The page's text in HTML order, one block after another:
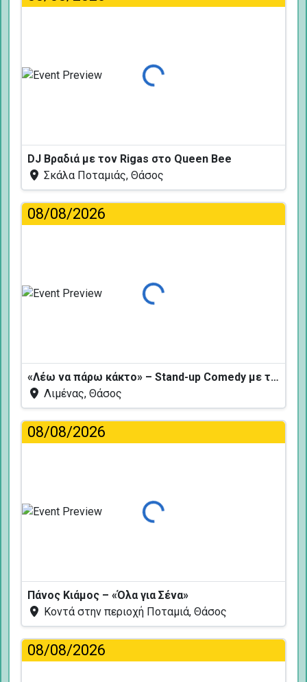
Φόρτωση...
DJ Βραδιά με τον Rigas στο Queen Bee
Σκάλα Ποταμιάς, Θάσος
08/08/2026
Φόρτωση...
«Λέω να πάρω κάκτο» – Stand-up Comedy με τον Δημήτρη Χριστοφορίδη
Λιμένας, Θάσος
08/08/2026
Φόρτωση...
Πάνος Κιάμος – «Όλα για Σένα»
Κοντά στην περιοχή Ποταμιά, Θάσος
08/08/2026